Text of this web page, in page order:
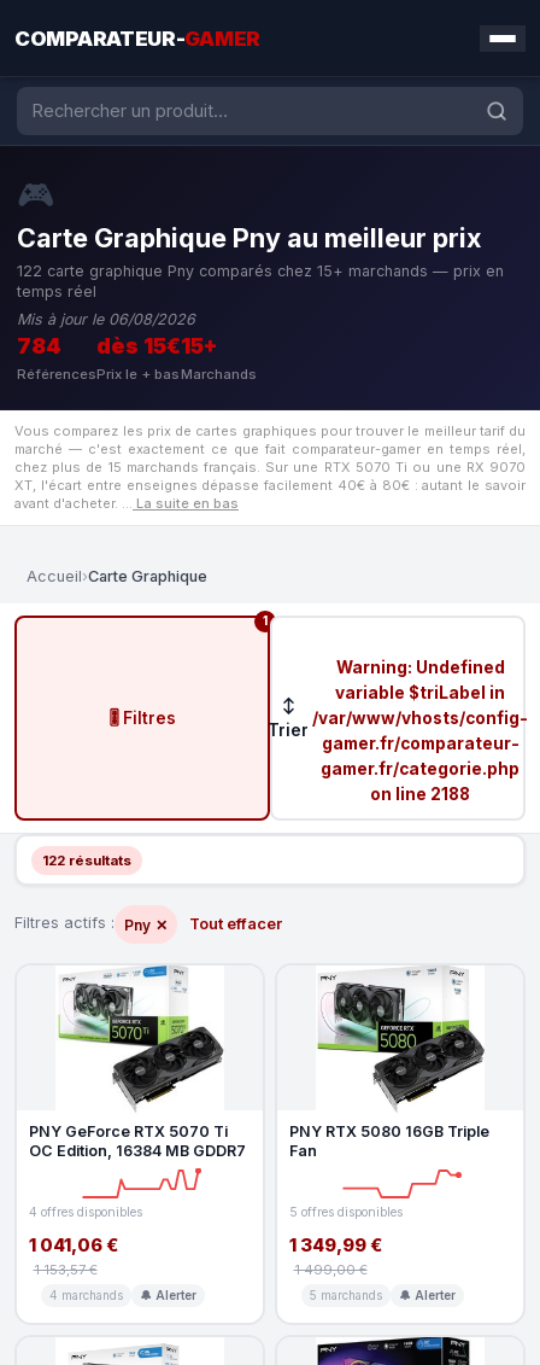
COMPARATEUR-GAMER
🎮
Carte Graphique Pny au meilleur prix
122 carte graphique Pny comparés chez 15+ marchands — prix en
temps réel
Mis à jour le 06/08/2026
784
Références
dès 15€
Prix le + bas
15+
Marchands
Vous comparez les prix de cartes graphiques pour trouver le meilleur tarif du
marché — c'est exactement ce que fait comparateur-gamer en temps réel,
chez plus de 15 marchands français. Sur une RTX 5070 Ti ou une RX 9070
XT, l'écart entre enseignes dépasse facilement 40€ à 80€ : autant le savoir
avant d'acheter. … La suite en bas
Accueil›Carte Graphique
🎚️ Filtres
1
↕
Trier
Warning: Undefined
variable $triLabel in
/var/www/vhosts/config-
gamer.fr/comparateur-
gamer.fr/categorie.php
on line 2188
122 résultats
Filtres actifs : Pny ✕ Tout effacer
PNY GeForce RTX 5070 Ti
OC Edition, 16384 MB GDDR7
4 offres disponibles
1 041,06 €
1 153,57 €
4 marchands 🔔 Alerter
PNY RTX 5080 16GB Triple
Fan
5 offres disponibles
1 349,99 €
1 499,00 €
5 marchands 🔔 Alerter